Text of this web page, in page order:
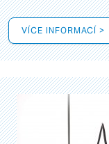
VÍCE INFORMACÍ >